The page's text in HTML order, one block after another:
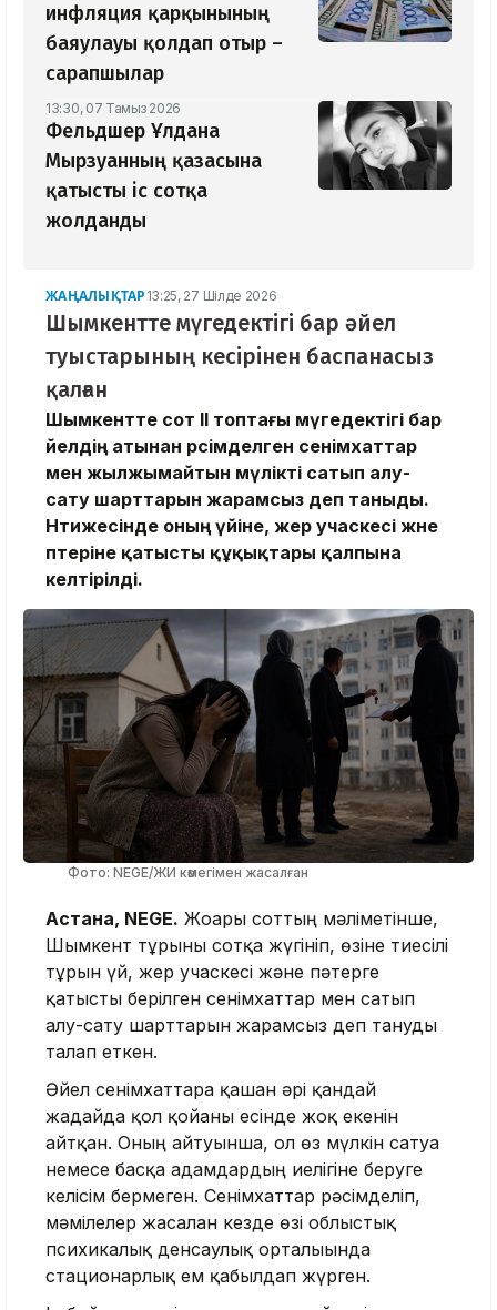
инфляция қарқынының
баяулауы қолдап отыр –
сарапшылар
13:30, 07 Тамыз 2026
Фельдшер Ұлдана
Мырзуанның қазасына
қатысты іс сотқа
жолданды
ЖАҢАЛЫҚТАР 13:25, 27 Шілде 2026
Шымкентте мүгедектігі бар әйел
туыстарының кесірінен баспанасыз
қалған
Шымкентте сот ІІ топтағы мүгедектігі бар
әйелдің атынан рәсімделген сенімхаттар
мен жылжымайтын мүлікті сатып алу-
сату шарттарын жарамсыз деп таныды.
Нәтижесінде оның үйіне, жер учаскесі және
пәтеріне қатысты құқықтары қалпына
келтірілді.
Фото: NEGE/ЖИ көмегімен жасалған
Астана, NEGE. Жоғарғы соттың мәліметінше,
Шымкент тұрғыны сотқа жүгініп, өзіне тиесілі
тұрғын үй, жер учаскесі және пәтерге
қатысты берілген сенімхаттар мен сатып
алу-сату шарттарын жарамсыз деп тануды
талап еткен.
Әйел сенімхаттарға қашан әрі қандай
жағдайда қол қойғаны есінде жоқ екенін
айтқан. Оның айтуынша, ол өз мүлкін сатуға
немесе басқа адамдардың иелігіне беруге
келісім бермеген. Сенімхаттар рәсімделіп,
мәмілелер жасалған кезде өзі облыстық
психикалық денсаулық орталығында
стационарлық ем қабылдап жүрген.